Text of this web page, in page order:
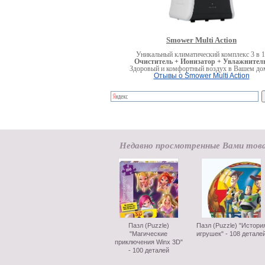
Smower Multi Action
Уникальный климатический комплекс 3 в
Очиститель + Ионизатор +
Здоровый и комфортный воздух в Вашем
Отывы о Smower Multi Action
Недавно просмотренные Вами
Пазл (Puzzle)
"Магические
приключения Winx 3D"
- 100 деталей
Пазл (Puzzle)
игрушек" - 108